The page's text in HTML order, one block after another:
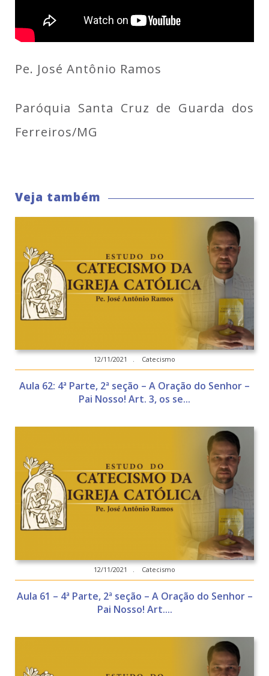
Pe. José Antônio Ramos
Paróquia Santa Cruz de Guarda dos
Ferreiros/MG
Veja também
12/11/2021 . Catecismo
Aula 62: 4ª Parte, 2ª seção – A Oração do Senhor –
Pai Nosso! Art. 3, os se...
12/11/2021 . Catecismo
Aula 61 – 4ª Parte, 2ª seção – A Oração do Senhor –
Pai Nosso! Art....